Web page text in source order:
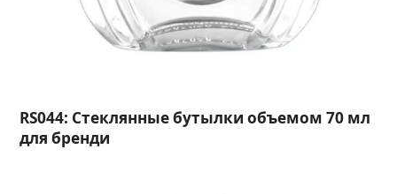
RS044: Стеклянные бутылки объемом 70 мл
для бренди